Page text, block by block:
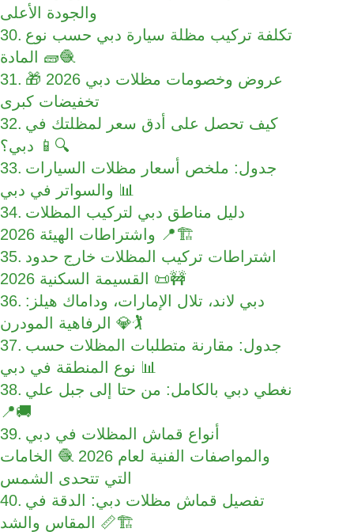
والجودة الأعلى
تكلفة تركيب مظلة سيارة دبي حسب نوع
المادة 🧱🧶
عروض وخصومات مظلات دبي 2026 🎁
تخفيضات كبرى
كيف تحصل على أدق سعر لمظلتك في
دبي؟ 📱🔍
جدول: ملخص أسعار مظلات السيارات
والسواتر في دبي 📊
دليل مناطق دبي لتركيب المظلات
واشتراطات الهيئة 2026 📍🏗️
اشتراطات تركيب المظلات خارج حدود
القسيمة السكنية 2026 📜🚧
دبي لاند، تلال الإمارات، وداماك هيلز:
الرفاهية المودرن 💎🏌️
جدول: مقارنة متطلبات المظلات حسب
نوع المنطقة في دبي 📊
نغطي دبي بالكامل: من حتا إلى جبل علي
📍🚚
أنواع قماش المظلات في دبي
والمواصفات الفنية لعام 2026 🧶 الخامات
التي تتحدى الشمس
تفصيل قماش مظلات دبي: الدقة في
المقاس والشد 📏🏗️